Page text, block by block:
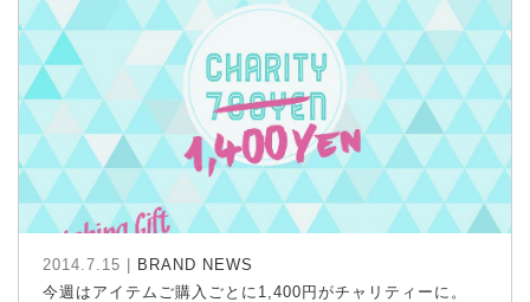
2014.7.15 |
BRAND NEWS
今週はアイテムご購入ごとに1,400円がチャリティーに。